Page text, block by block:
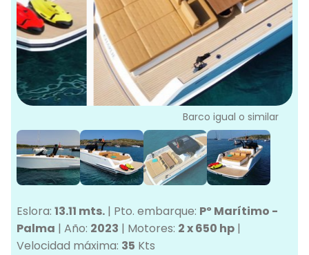
Barco igual o similar
Eslora: 13.11 mts. | Pto. embarque: Pº Marítimo -
Palma | Año: 2023 | Motores: 2 x 650 hp |
Velocidad máxima: 35 Kts